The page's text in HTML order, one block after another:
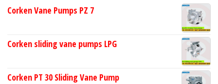
Corken Vane Pumps PZ 7
Corken sliding vane pumps LPG
Corken PT 30 Sliding Vane Pump